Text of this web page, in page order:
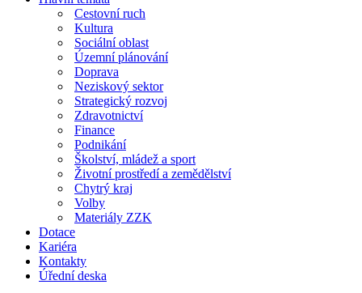
Cestovní ruch
Kultura
Sociální oblast
Územní plánování
Doprava
Neziskový sektor
Strategický rozvoj
Zdravotnictví
Finance
Podnikání
Školství, mládež a sport
Životní prostředí a zemědělství
Chytrý kraj
Volby
Materiály ZZK
Dotace
Kariéra
Kontakty
Úřední deska